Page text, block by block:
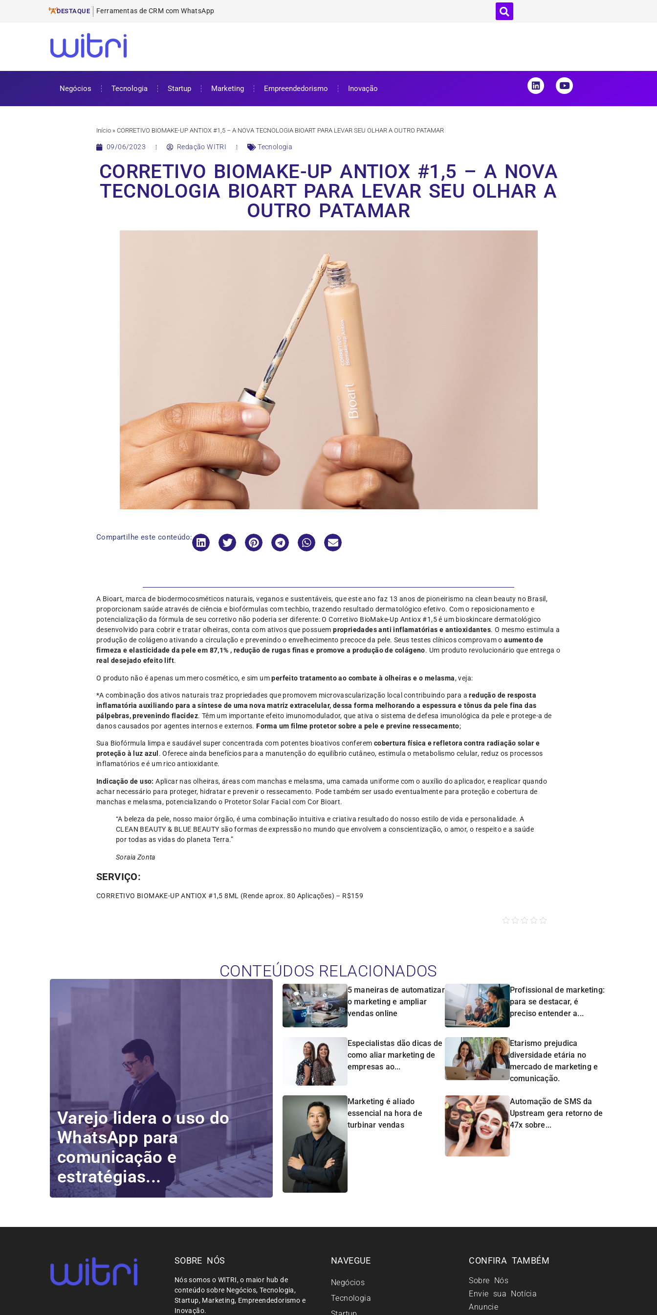
DESTAQUE Ferramentas
ProUni: como funciona e requisitos para bolsa de estudos
Cursos gratuitos online: onde encontrar e como aproveitar
ENEM 2025: datas, inscrições e como se preparar
Negócios Tecnologia Startup Marketing Empreendedorismo Inovação
Início » CORRETIVO BIOMAKE-UP ANTIOX #1,5 – A NOVA TECNOLOGIA BIOART PARA LEVAR SEU OLHAR A OUTRO PATAMAR
09/06/2023 Redação WITRI Tecnologia
CORRETIVO BIOMAKE-UP ANTIOX #1,5 – A NOVA
TECNOLOGIA BIOART PARA LEVAR SEU OLHAR A
OUTRO PATAMAR
Compartilhe este conteúdo:
A Bioart, marca de biodermocosméticos naturais, veganos e sustentáveis, que este ano faz 13 anos de pioneirismo na clean beauty no Brasil,
proporcionam saúde através de ciência e biofórmulas com techbio, trazendo resultado dermatológico efetivo. Com o reposicionamento e
potencialização da fórmula de seu corretivo não poderia ser diferente: O Corretivo BioMake-Up Antiox #1,5 é um bioskincare dermatológico
desenvolvido para cobrir e tratar olheiras, conta com ativos que possuempropriedades anti inflamatórias e antioxidantes. O mesmo estimula a
produção de colágeno ativando a circulação e prevenindo o envelhecimento precoce da pele. Seus testes clínicos comprovam oaumento de
firmeza e elasticidade da pele em 87,1% , redução de rugas finas e promove a produção de colágeno. Um produto revolucionário que entrega o
real desejado efeito lift.
O produto não é apenas um mero cosmético, e sim umperfeito tratamento ao combate à olheiras e o melasma, veja:
*A combinação dos ativos naturais traz propriedades que promovem microvascularização local contribuindo para aredução de resposta
inflamatória auxiliando para a síntese de uma nova matriz extracelular, dessa forma melhorando a espessura e tônus da pele fina das
pálpebras, prevenindo flacidez. Têm um importante efeito imunomodulador, que ativa o sistema de defesa imunológica da pele e protege-a de
danos causados por agentes internos e externos.Forma um filme protetor sobre a pele e previne ressecamento;
Sua Biofórmula limpa e saudável super concentrada com potentes bioativos conferem cobertura física e refletora contra radiação solar e
proteção à luz azul . Oferece ainda benefícios para a manutenção do equilíbrio cutâneo, estimula o metabolismo celular, reduz os processos
inflamatórios e é um rico antioxidante.
Indicação de uso: Aplicar nas olheiras, áreas com manchas e melasma, uma camada uniforme com o auxílio do aplicador, e reaplicar quando
achar necessário para proteger, hidratar e prevenir o ressecamento. Pode também ser usado eventualmente para proteção e cobertura de
manchas e melasma, potencializando o Protetor Solar Facial com Cor Bioart.
“A beleza da pele, nosso maior órgão, é uma combinação intuitiva e criativa resultado do nosso estilo de vida e personalidade. A
CLEAN BEAUTY & BLUE BEAUTY são formas de expressão no mundo que envolvem a conscientização, o amor, o respeito e a saúde
por todas as vidas do planeta Terra.”
Soraia Zonta
SERVIÇO:
CORRETIVO BIOMAKE-UP ANTIOX #1,5 8ML (Rende aprox. 80 Aplicações) – R$159
CONTEÚDOS RELACIONADOS
Varejo lidera o uso do
WhatsApp para
comunicação e
estratégias...
5 maneiras de automatizar
o marketing e ampliar
vendas online
Profissional de marketing:
para se destacar, é
preciso entender a...
Especialistas dão dicas de
como aliar marketing de
empresas ao...
Etarismo prejudica
diversidade etária no
mercado de marketing e
comunicação.
Marketing é aliado
essencial na hora de
turbinar vendas
Automação de SMS da
Upstream gera retorno de
47x sobre...
SOBRE NÓS
Nós somos o WITRI, o maior hub de
conteúdo sobre Negócios, Tecnologia,
Startup, Marketing, Empreendedorismo e
Inovação.
NAVEGUE
Negócios
Tecnologia
CONFIRA TAMBÉM
Sobre Nós
Envie sua Notícia
Anuncie